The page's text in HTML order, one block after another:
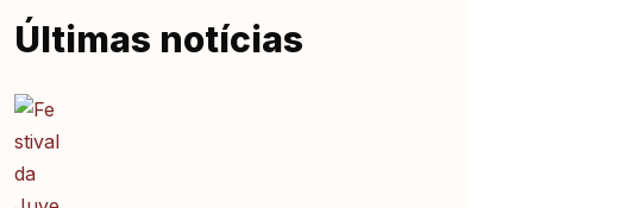
Últimas notícias